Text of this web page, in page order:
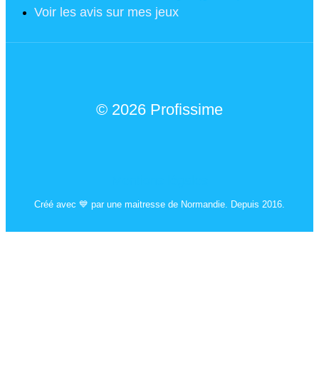
Voir les avis sur mes jeux
© 2026 Profissime
Créé avec 💙 par une maitresse de Normandie. Depuis 2016.